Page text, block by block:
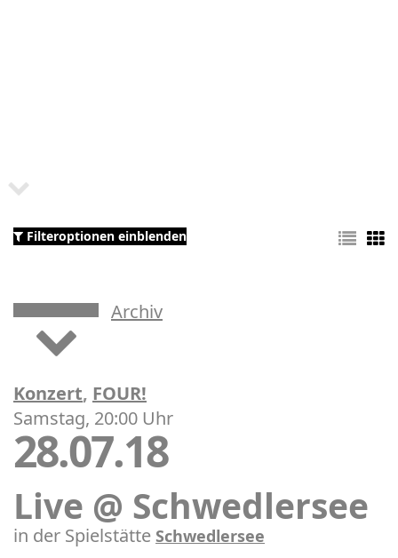
Filteroptionen einblenden
Konzert, FOUR!
Archiv
Samstag, 20:00 Uhr
28.07.18
Live @ Schwedlersee
in der Spielstätte Schwedlersee